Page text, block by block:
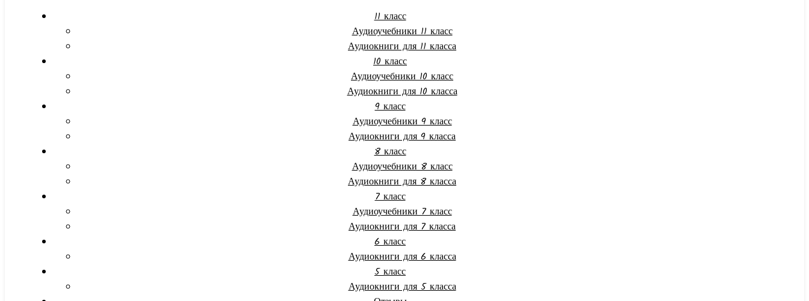
11 класс
Аудиоучебники 11 класс
Аудиокниги для 11 класса
10 класс
Аудиоучебники 10 класс
Аудиокниги для 10 класса
9 класс
Аудиоучебники 9 класс
Аудиокниги для 9 класса
8 класс
Аудиоучебники 8 класс
Аудиокниги для 8 класса
7 класс
Аудиоучебники 7 класс
Аудиокниги для 7 класса
6 класс
Аудиокниги для 6 класса
5 класс
Аудиокниги для 5 класса